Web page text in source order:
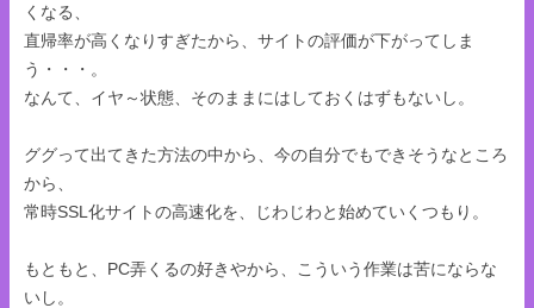
くなる、
直帰率が高くなりすぎたから、サイトの評価が下がってしま
う・・・。
なんて、イヤ～状態、そのままにはしておくはずもないし。
ググって出てきた方法の中から、今の自分でもできそうなところ
から、
常時SSL化サイトの高速化を、じわじわと始めていくつもり。
もともと、PC弄くるの好きやから、こういう作業は苦にならな
いし。